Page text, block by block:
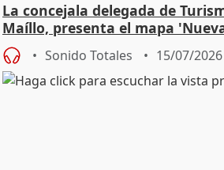
La concejala delegada de
Maíllo, presenta el mapa
madrileñas'
Sonido Totales 15/07/2026